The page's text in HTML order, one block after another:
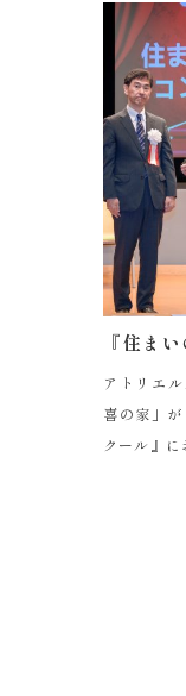
アトリエ
喜の家」
クール』に